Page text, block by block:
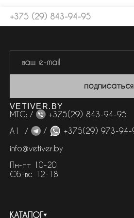
+375 (29) 843-94-95
подписаться
VETIVER.BY
МТС: /
+375(29) 843-94-95
А1 /
/
+375(29) 973-94-
info@vetiver.by
Пн-пт 10-20
Сб-вс 12-18
КАТАЛОГ